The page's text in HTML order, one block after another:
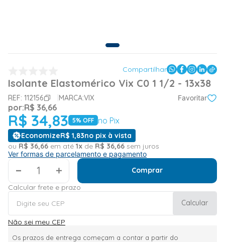
Compartilhar
Isolante Elastomérico Vix C0 1 1/2 - 13x38
REF: 112156 MARCA:VIX Favoritar
por:R$ 36,66
R$ 34,83 5% OFF no Pix
EconomizeR$ 1,83no pix à vista
ou R$ 36,66 em até 1x de R$ 36,66 sem juros
Ver formas de parcelamento e pagamento
＋
Comprar
Calcular frete e prazo
Calcular
Não sei meu CEP
Os prazos de entrega começam a contar a partir do